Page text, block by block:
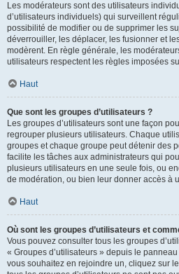
Les modérateurs sont des utilisateurs
d’utilisateurs individuels) qui surveillent
possibilité de modifier ou de supprimer les
déverrouiller, les déplacer, les fusionner et
modèrent. En règle générale, les
utilisateurs respectent les règles imposées
Haut
Que sont les groupes d’utilisateurs ?
Les groupes d’utilisateurs sont une façon
regrouper plusieurs utilisateurs. Chaque
groupes et chaque groupe peut détenir des
facilite les tâches aux administrateurs qui
plusieurs utilisateurs en une seule fois, ou
de modération, ou bien leur donner accès à
Haut
Où sont les groupes d’utilisateurs et
Vous pouvez consulter tous les groupes
« Groupes d’utilisateurs » depuis le
vous souhaitez en rejoindre un, cliquez sur